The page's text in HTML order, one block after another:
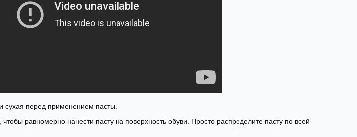
сухая перед применением пасты.
чтобы равномерно нанести пасту на поверхность обуви. Просто распределите пасту по всей